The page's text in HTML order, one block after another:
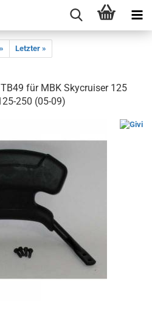
Letzter »
für MBK Skycruiser 125
250 (05-09)